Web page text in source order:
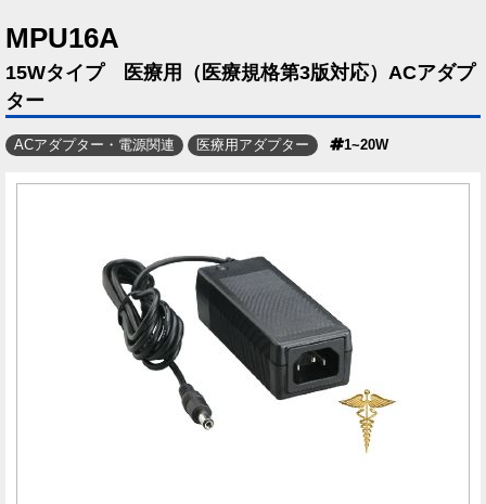
MPU16A
15Wタイプ 医療用（医療規格第3版対応）ACアダプ
ター
ACアダプター・電源関連 医療用アダプター 1~20W